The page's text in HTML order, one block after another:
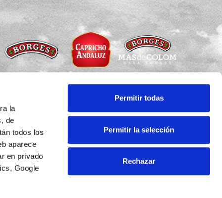
la
de
todos los
aparece
en privado
Google
Permitir todas
Permitir la selección
Rechazar
Copyright © Todos los derechos reservados
Política de cookies·Condiciones de uso